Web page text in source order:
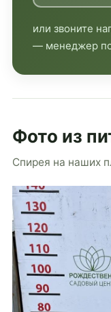
или звоните
— менеджер
Фото из
Спирея на наших